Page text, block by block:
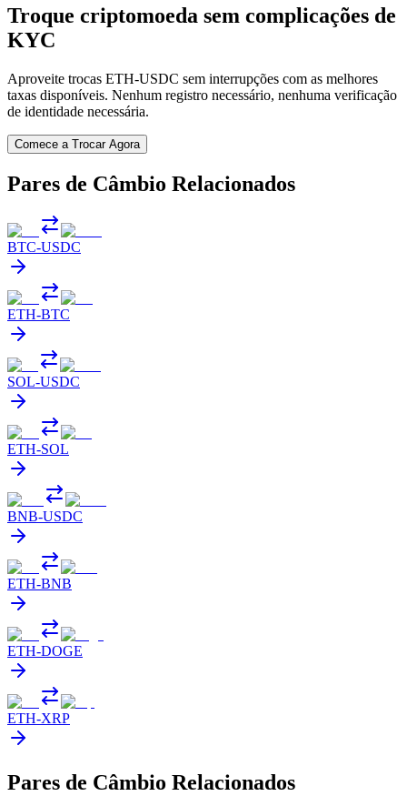
Troque criptomoeda sem complicações de
KYC
Aproveite trocas ETH-USDC sem interrupções com as melhores
taxas disponíveis. Nenhum registro necessário, nenhuma verificação
de identidade necessária.
Comece a Trocar Agora
Pares de Câmbio Relacionados
BTC-USDC
ETH-BTC
SOL-USDC
ETH-SOL
BNB-USDC
ETH-BNB
ETH-DOGE
ETH-XRP
Pares de Câmbio Relacionados